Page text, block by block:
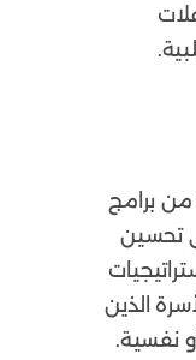
من برامج
تحسين
الذين
نفسية.